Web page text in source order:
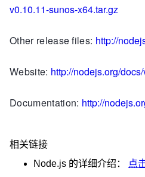
v0.10.11-sunos-x64.tar.gz
Other release files: http://
Website: http://nodejs.org/
Documentation: http://
相关链接
Node.js 的详细介绍：
点